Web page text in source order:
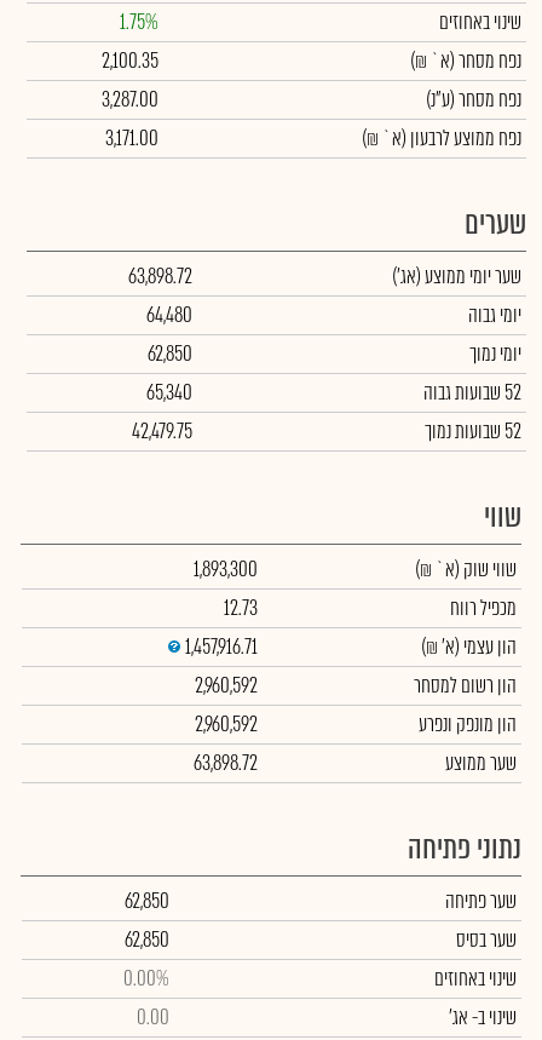
שינוי באחוזים
1.75%
נפח מסחר(א` ₪)
2,100.35
נפח מסחר(ע"נ)
3,287.00
נפח ממוצע לרבעון (א` ₪)
3,171.00
שערים
שער יומי ממוצע(אג')
63,898.72
יומי גבוה
64,480
יומי נמוך
62,850
52 שבועות גבוה
65,340
52 שבועות נמוך
42,479.75
שווי
שווי שוק (א` ₪)
1,893,300
מכפיל רווח
12.73
הון עצמי (א' ₪)
1,457,916.71
הון רשום למסחר
2,960,592
הון מונפק ונפרע
2,960,592
שער ממוצע
63,898.72
נתוני פתיחה
שער פתיחה
62,850
שער בסיס
62,850
שינוי באחוזים
0.00%
שינויב- אג'
0.00